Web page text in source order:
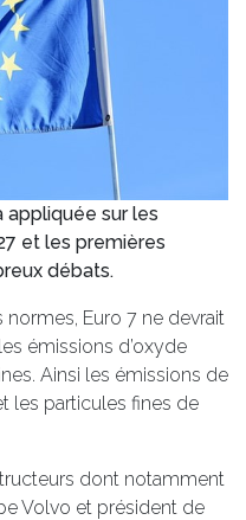
appliquée sur les
et les premières
débats.
Euro 7 ne devrait
émissions d’oxyde
Ainsi les émissions de
les particules fines de
dont notamment
Volvo et président de